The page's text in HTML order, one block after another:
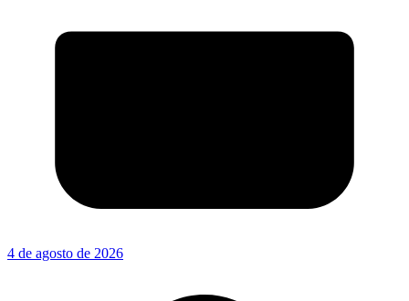
4 de agosto de 2026